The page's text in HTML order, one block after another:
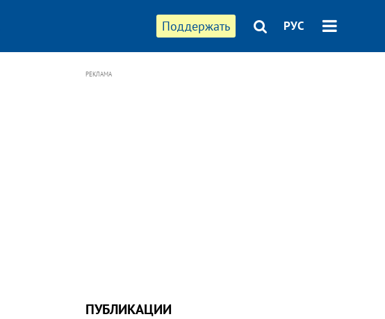
Поддержать РУС
РЕКЛАМА
ПУБЛИКАЦИИ